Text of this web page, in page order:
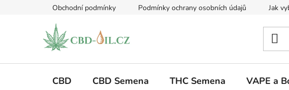
Obchodní podmínky Podmínky ochrany osobních údajů Jak
CBD CBD Semena THC Semena VAPE a